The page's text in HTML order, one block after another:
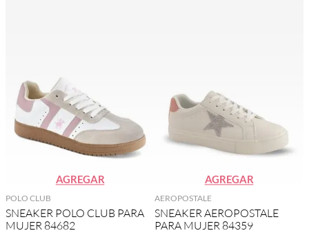
AGREGAR
POLO CLUB
SNEAKER POLO CLUB PARA
MUJER 84682
AGREGAR
AEROPOSTALE
SNEAKER AEROPOSTALE
PARA MUJER 84359